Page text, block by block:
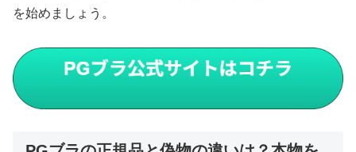
を始めましょう。